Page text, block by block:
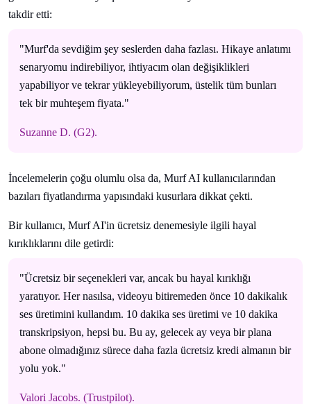
takdir etti:
"Murf'da sevdiğim şey seslerden daha fazlası. Hikaye anlatımı
senaryomu indirebiliyor, ihtiyacım olan değişiklikleri
yapabiliyor ve tekrar yükleyebiliyorum, üstelik tüm bunları
tek bir muhteşem fiyata."
Suzanne D. (G2).
İncelemelerin çoğu olumlu olsa da, Murf AI kullanıcılarından
bazıları fiyatlandırma yapısındaki kusurlara dikkat çekti.
Bir kullanıcı, Murf AI'in ücretsiz denemesiyle ilgili hayal
kırıklıklarını dile getirdi:
"Ücretsiz bir seçenekleri var, ancak bu hayal kırıklığı
yaratıyor. Her nasılsa, videoyu bitiremeden önce 10 dakikalık
ses üretimini kullandım. 10 dakika ses üretimi ve 10 dakika
transkripsiyon, hepsi bu. Bu ay, gelecek ay veya bir plana
abone olmadığınız sürece daha fazla ücretsiz kredi almanın bir
yolu yok."
Valori Jacobs. (Trustpilot).